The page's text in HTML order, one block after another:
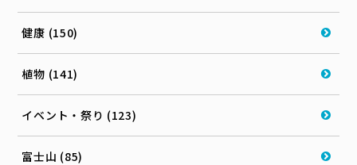
健康 (150)
植物 (141)
イベント・祭り (123)
富士山 (85)